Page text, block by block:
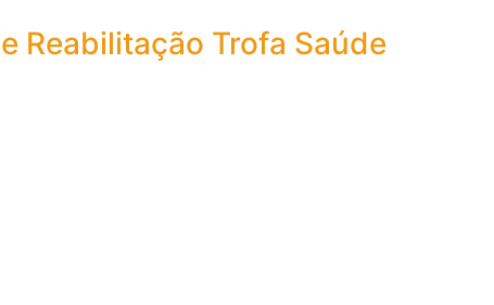
Reabilitação Trofa Saúde